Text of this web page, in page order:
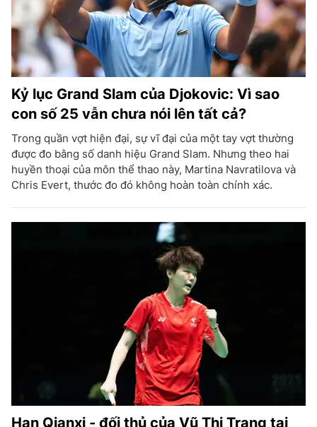
Kỷ lục Grand Slam của Djokovic: Vì sao
con số 25 vẫn chưa nói lên tất cả?
Trong quần vợt hiện đại, sự vĩ đại của một tay vợt thường
được đo bằng số danh hiệu Grand Slam. Nhưng theo hai
huyền thoại của môn thể thao này, Martina Navratilova và
Chris Evert, thước đo đó không hoàn toàn chính xác.
Han Qianxi - đối thủ của Vũ Thị Trang tại